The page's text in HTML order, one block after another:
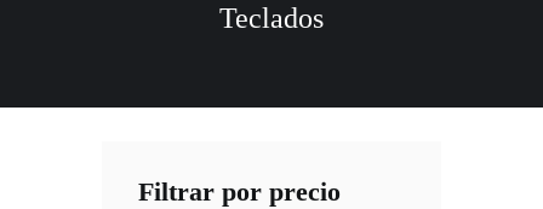
Teclados
Filtrar por precio